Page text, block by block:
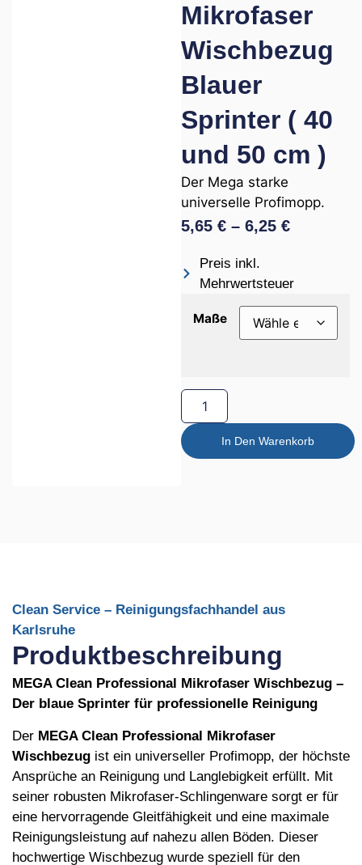
Mikrofaser
Wischbezug
Blauer
Sprinter ( 40
und 50 cm )
Der Mega starke
universelle Profimopp.
5,65 € – 6,25 €
Preis inkl.
Mehrwertsteuer
Maße
In Den Warenkorb
Clean Service – Reinigungsfachhandel aus
Karlsruhe
Produktbeschreibung
MEGA Clean Professional Mikrofaser Wischbezug –
Der blaue Sprinter für professionelle Reinigung
Der MEGA Clean Professional Mikrofaser
Wischbezug ist ein universeller Profimopp, der höchste
Ansprüche an Reinigung und Langlebigkeit erfüllt. Mit
seiner robusten Mikrofaser-Schlingenware sorgt er für
eine hervorragende Gleitfähigkeit und eine maximale
Reinigungsleistung auf nahezu allen Böden. Dieser
hochwertige Wischbezug wurde speziell für den